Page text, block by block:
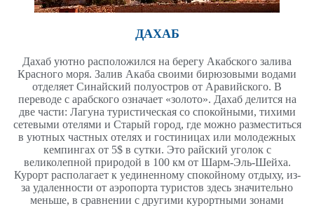
ДАХАБ
Дахаб уютно расположился на берегу Акабского залива
Красного моря. Залив Акаба своими бирюзовыми водами
отделяет Синайский полуостров от Аравийского. В
переводе с арабского означает «золото». Дахаб делится на
две части: Лагуна туристическая со спокойными, тихими
сетевыми отелями и Старый город, где можно разместиться
в уютных частных отелях и гостиницах или молодежных
кемпингах от 5$ в сутки. Это райский уголок с
великолепной природой в 100 км от Шарм-Эль-Шейха.
Курорт располагает к уединенному спокойному отдыху, из-
за удаленности от аэропорта туристов здесь значительно
меньше, в сравнении с другими курортными зонами